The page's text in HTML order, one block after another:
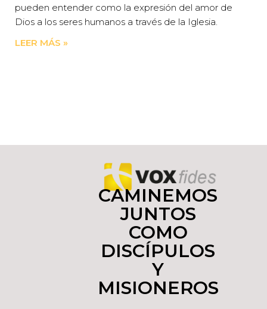
pueden entender como la expresión del amor de
Dios a los seres humanos a través de la Iglesia.
LEER MÁS »
CAMINEMOS
JUNTOS
COMO
DISCÍPULOS
Y
MISIONEROS